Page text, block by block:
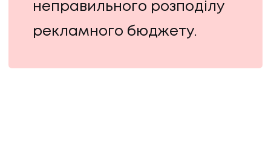
неправильного розподілу
рекламного бюджету.